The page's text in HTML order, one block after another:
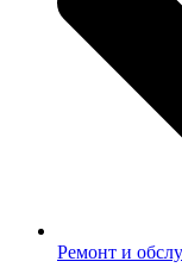
Ремонт и